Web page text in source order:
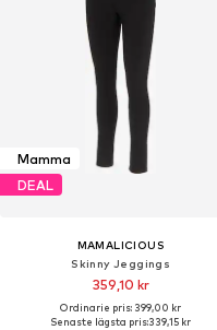
Mamma
DEAL
MAMALICIOUS
Skinny Jeggings
359,10 kr
Ordinarie pris: 399,00 kr
Senaste lägsta pris:339,15 kr